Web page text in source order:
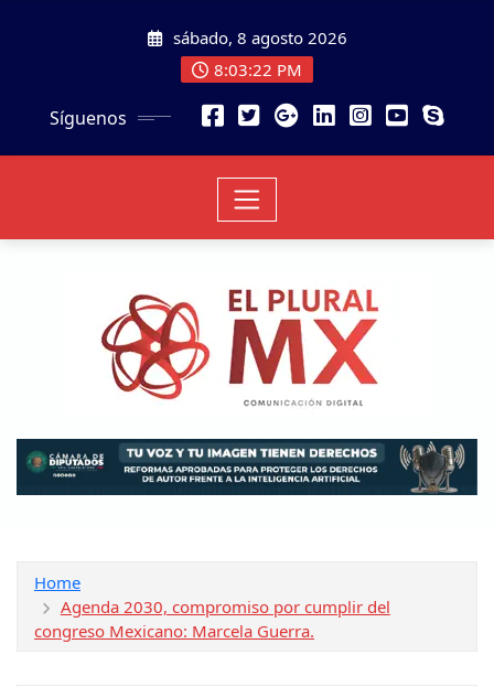
sábado, 8 agosto 2026
8:03:24 PM
Síguenos
Home
Agenda 2030, compromiso por cumplir del
congreso Mexicano: Marcela Guerra.